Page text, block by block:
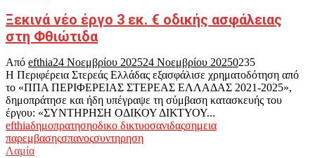
Ξεκινά νέο έργο 3 εκ. € οδικής ασφάλειας
στη Φθιώτιδα
Από efthia24 Νοεμβρίου 202524 Νοεμβρίου 20250235
H Περιφέρεια Στερεάς Ελλάδας εξασφάλισε χρηματοδότηση από
το «ΠΠΑ ΠΕΡΙΦΕΡΕΙΑΣ ΣΤΕΡΕΑΣ ΕΛΛΑΔΑΣ 2021-2025»,
δημοπράτησε και ήδη υπέγραψε τη σύμβαση κατασκευής του
έργου: «ΣΥΝΤΗΡΗΣΗ ΟΔΙΚΟΥ ΔΙΚΤΥΟΥ...
efthiaδημοπρατησηοδικο δικτυοσανιδαςσημεια
παρεμβασηςσπανοςσυντηρηση
Λαμία